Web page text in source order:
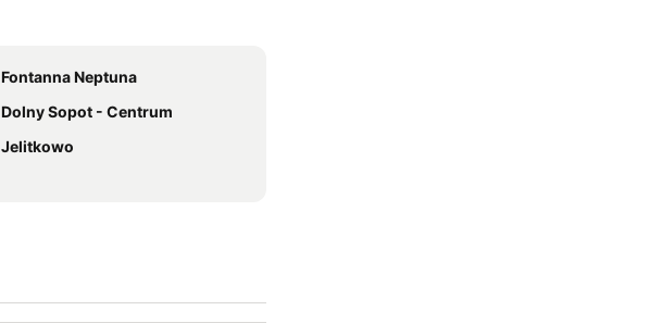
Fontanna Neptuna
Dolny Sopot - Centrum
Jelitkowo